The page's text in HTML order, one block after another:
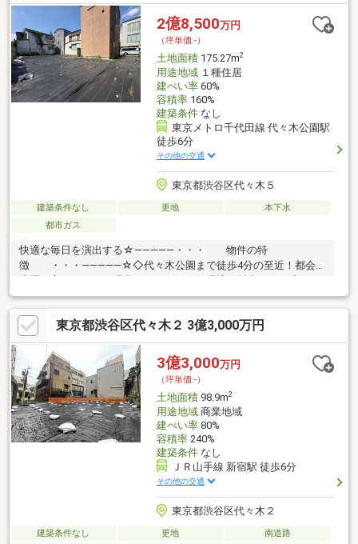
2億8,500万円
（坪単価:-）
土地面積175.27m2
用途地域１種住居
建ぺい率60%
容積率160%
建築条件なし
東京メトロ千代田線 代々木公園駅
徒歩6分
その他の交通
東京都渋谷区代々木５
建築条件なし 更地
本下水
都市ガス
快適な毎日を演出する☆―――――・・・ 物件の特
徴 ・・・―――――☆◇代々木公園まで徒歩4分の至近！都会の
喧騒を忘れさせる、緑豊かで穏やかな住環境が魅力です。◆ゆと
りの53坪超！建築条件なしのため、大型犬と暮らす家や屋上テラ
スなど自由な設計が可能です。◇スーパーや小学校が徒歩8分圏
内に揃い、毎日のお買い物や子育て環境にも恵まれた便利な立地
です。まずは、現地をご案内させていただきます！
☆―――――・・・ ―☆― ・・・―――――☆
東京都渋谷区代々木２ 3億3,000万円
3億3,000万円
（坪単価:-）
土地面積98.9m2
用途地域商業地域
建ぺい率80%
容積率240%
建築条件なし
ＪＲ山手線 新宿駅 徒歩6分
その他の交通
東京都渋谷区代々木２
建築条件なし 更地
南道路